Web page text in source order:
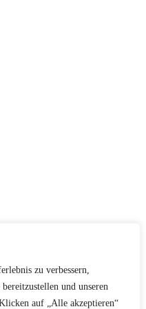
zu verbessern,
und unseren
auf „Alle akzeptieren“